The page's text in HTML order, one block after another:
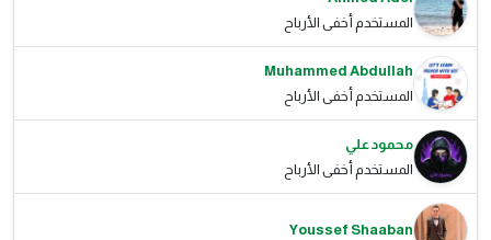
المستخدم أخفى الأرباح
Muhammed Abdullah
المستخدم أخفى الأرباح
محمود علي
المستخدم أخفى الأرباح
Youssef Shaaban